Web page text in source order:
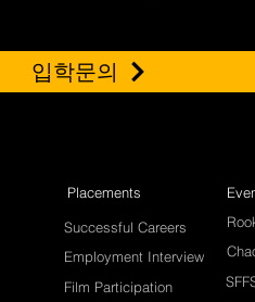
입학문의
Placements
Successful Careers
Film Participation
Employment Interview